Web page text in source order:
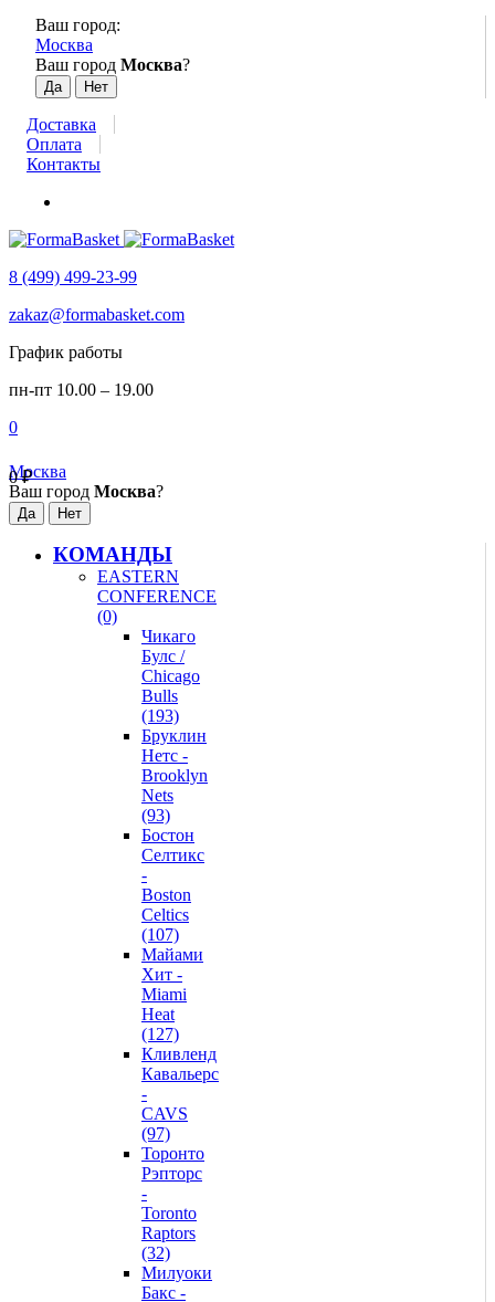
Ваш город:
Москва
Ваш город Москва?
Доставка
Оплата
Контакты
8 (499) 499-23-99
zakaz@formabasket.com
График работы
пн-пт 10.00 – 19.00
0
0₽
Москва
Ваш город Москва?
КОМАНДЫ
EASTERN
CONFERENCE
(0)
Чикаго
Булс /
Chicago
Bulls
(193)
Бруклин
Нетс -
Brooklyn
Nets
(93)
Бостон
Селтикс
-
Boston
Celtics
(107)
Майами
Хит -
Miami
Heat
(127)
Кливленд
Кавальерс
-
CAVS
(97)
Торонто
Рэпторс
-
Toronto
Raptors
(32)
Милуоки
Бакс -